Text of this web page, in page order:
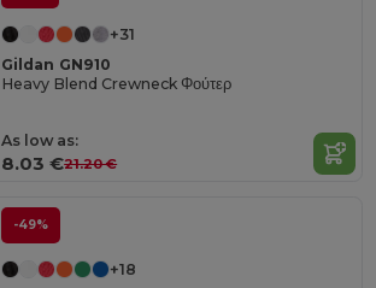
+31
Gildan GN910
Heavy Blend Crewneck Φούτερ
As low as:
8.03 €21.20 €
-49%
+18